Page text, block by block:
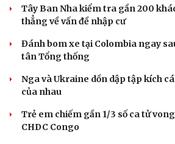
Hậu trường
Tây Ban Nha kiểm tra gần 200
thẳng về vấn đề nhập cư
Đánh bom xe tại Colombia ngay
tân Tổng thống
Nga và Ukraine dồn dập tập kích
của nhau
Trẻ em chiếm gần 1/3 số ca tử
CHDC Congo